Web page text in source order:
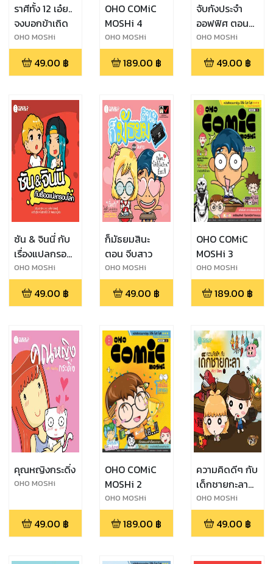
ราศีทั้ง 12 เอ๋ย..
จงบอกข้าเถิด
OHO MOSHi
GaNG
49.00 ฿
OHO COMiC
MOSHi 4
OHO MOSHi
GaNG
189.00 ฿
จับกังประจำ
ออฟฟิศ ตอน
จับกังนั่งโต๊ะ
OHO MOSHi
GaNG
49.00 ฿
ซัน & จินนี่ กับ
เรื่องแปลกรอบ
โลก
OHO MOSHi
GaNG
49.00 ฿
ก็มัธยมสินะ
ตอน จีบสาว
OHO MOSHi
GaNG
49.00 ฿
OHO COMiC
MOSHi 3
OHO MOSHi
GaNG
189.00 ฿
คุณหญิงกระดิ่ง
OHO MOSHi
49.00 ฿
OHO COMiC
MOSHi 2
OHO MOSHi
GaNG
189.00 ฿
ความคิดดีๆ กับ
เด็กชายกะลา
Mini Story 1
OHO MOSHi
GaNG
49.00 ฿